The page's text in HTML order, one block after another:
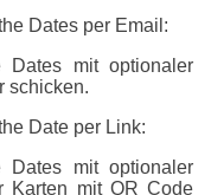
Dates per Email:
Dates mit optionaler
schicken.
Date per Link:
Dates mit optionaler
Karten mit QR Code